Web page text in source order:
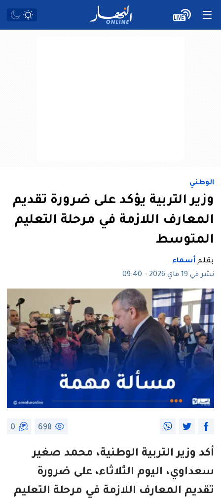
الوطني
وزير التربية يؤكد على ضرورة تقديم
المعارف اللازمة في مرحلة التعليم
المتوسط
بقلم أسماء
نشر في 19 ماي 2026 - 09:40
698
0
أكد وزير التربية الوطنية، محمد صغير
سعداوي، اليوم الثلاثاء، على ضرورة
تقديم المعارف اللازمة في مرحلة التعليم